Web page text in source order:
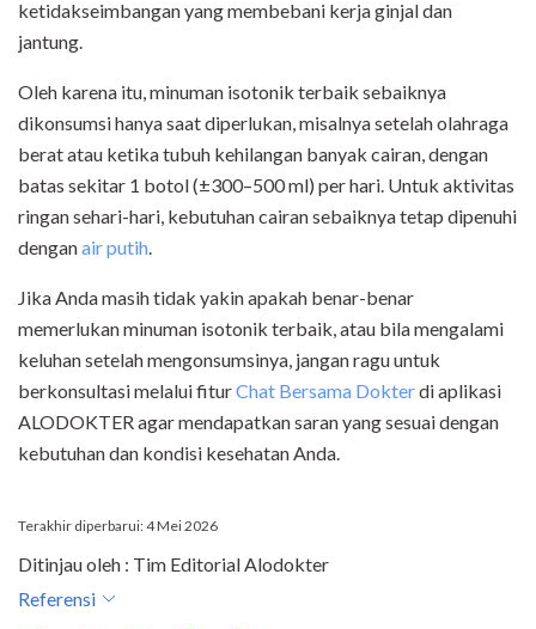
ketidakseimbangan yang membebani kerja ginjal dan
jantung.
Oleh karena itu, minuman isotonik terbaik sebaiknya
dikonsumsi hanya saat diperlukan, misalnya setelah olahraga
berat atau ketika tubuh kehilangan banyak cairan, dengan
batas sekitar 1 botol (±300–500 ml) per hari. Untuk aktivitas
ringan sehari-hari, kebutuhan cairan sebaiknya tetap dipenuhi
denganair putih
Jika Anda masih tidak yakin apakah benar-benar
memerlukan minuman isotonik terbaik, atau bila mengalami
keluhan setelah mengonsumsinya, jangan ragu untuk
berkonsultasi melalui fiturChat Bersama Dokterdi aplikasi
ALODOKTER agar mendapatkan saran yang sesuai dengan
kebutuhan dan kondisi kesehatan Anda.
Terakhir diperbarui: 4 Mei 2026